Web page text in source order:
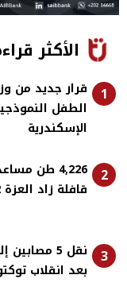
الأكثر
1
قرار جديد من
الطفل
الإسكندرية
2
4,226 طن
قافلة زاد العزة 252
3
نقل 5
بعد انقلاب